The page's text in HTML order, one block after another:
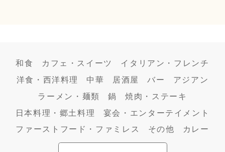
和食 カフェ・スイーツ
イタリアン・フレンチ
洋食・西洋料理
中華 居酒屋 バー
アジアン
ラーメン・麺類
鍋
焼肉・ステーキ
日本料理・郷土料理
宴会・エンターテイメント
ファーストフード・ファミレス
その他 カレー